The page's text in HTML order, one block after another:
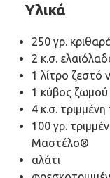
Υλικά
250 γρ.
2 κ.σ.
1 λίτρο ζεστό
1 κύβος
4 κ.σ.
100 γρ.
Μαστέλο®
αλάτι